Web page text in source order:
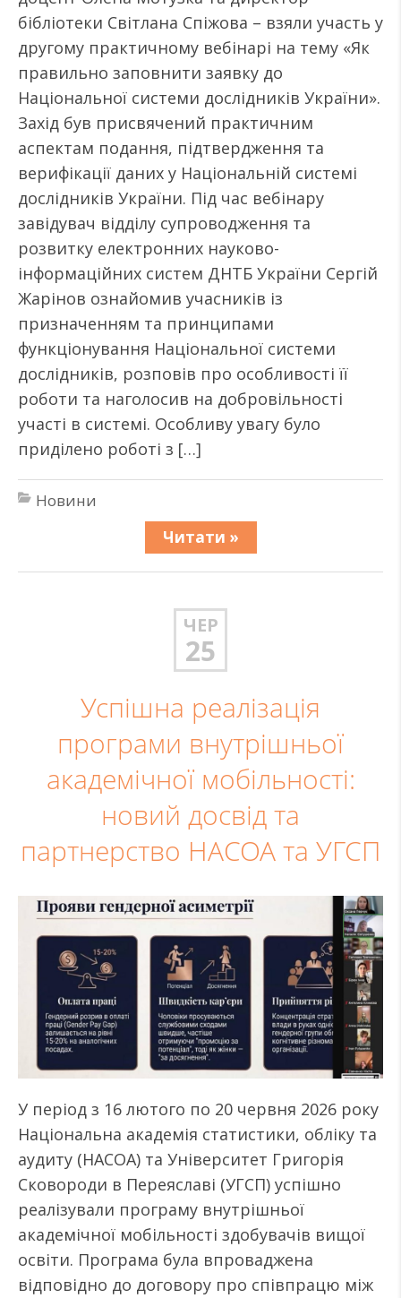
бібліотеки Світлана Спіжова – взяли участь у
другому практичному вебінарі на тему «Як
правильно заповнити заявку до
Національної системи дослідників України».
Захід був присвячений практичним
аспектам подання, підтвердження та
верифікації даних у Національній системі
дослідників України. Під час вебінару
завідувач відділу супроводження та
розвитку електронних науково-
інформаційних систем ДНТБ України Сергій
Жарінов ознайомив учасників із
призначенням та принципами
функціонування Національної системи
дослідників, розповів про особливості її
роботи та наголосив на добровільності
участі в системі. Особливу увагу було
приділено роботі з […]
Новини
Читати »
ЧЕР
25
Успішна реалізація
програми внутрішньої
академічної мобільності:
новий досвід та
партнерство НАСОА та УГСП
У період з 16 лютого по 20 червня 2026 року
Національна академія статистики, обліку та
аудиту (НАСОА) та Університет Григорія
Сковороди в Переяславі (УГСП) успішно
реалізували програму внутрішньої
академічної мобільності здобувачів вищої
освіти. Програма була впроваджена
відповідно до договору про співпрацю між